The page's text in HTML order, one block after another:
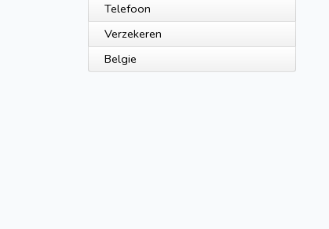
Telefoon
Verzekeren
Belgie